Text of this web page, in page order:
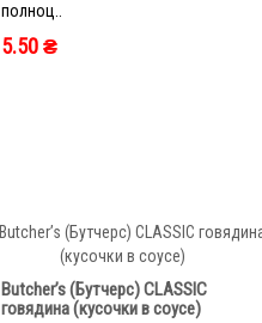
полноц..
5.50 ₴
Butcher’s (Бутчерс) CLASSIC
говядина (кусочки в соусе)